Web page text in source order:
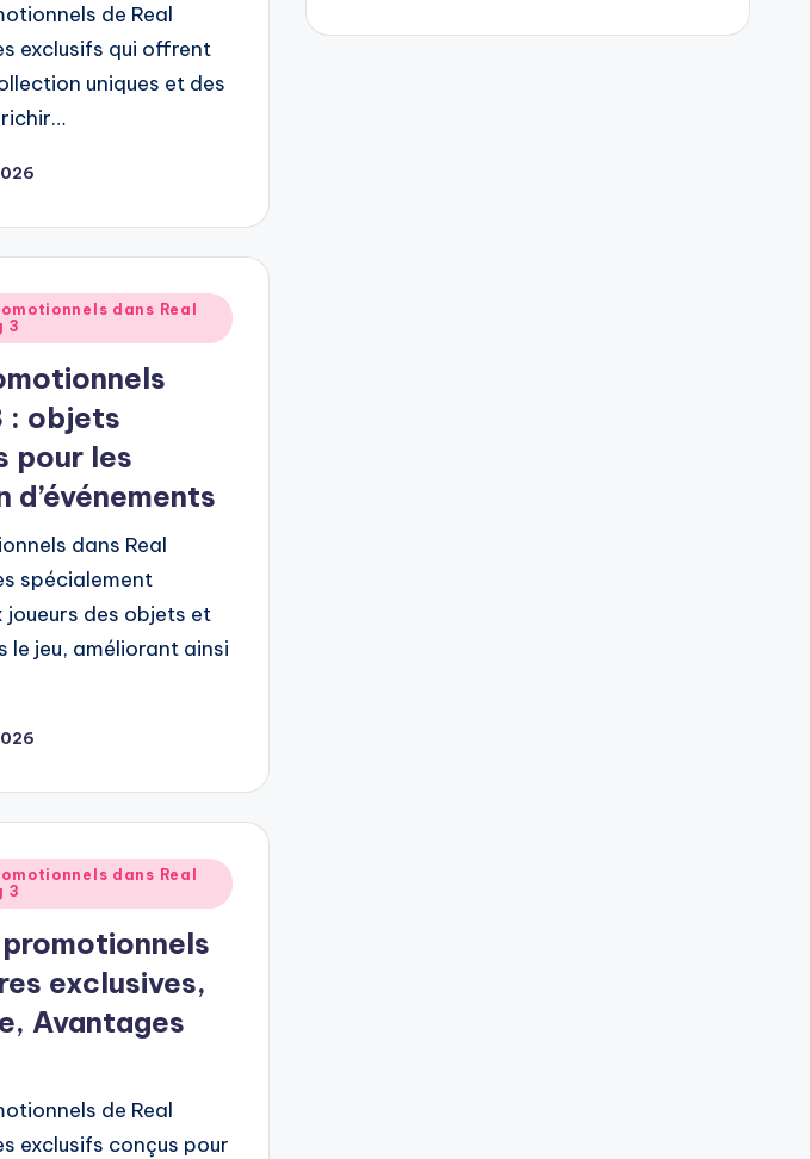
de Real
exclusifs qui offrent
uniques et des
dans Real
3
: objets
pour les
dans Real
spécialement
des objets et
le jeu, améliorant ainsi
dans Real
3
exclusives,
Avantages
de Real
exclusifs conçus pour